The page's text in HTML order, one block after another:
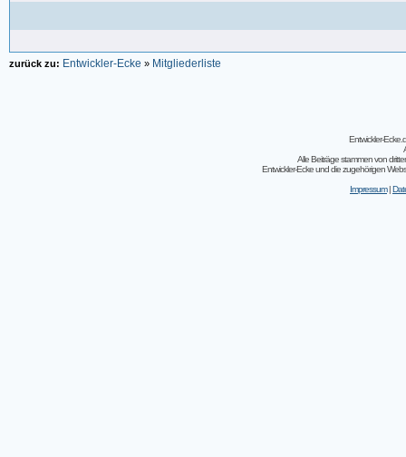
zurück zu: Entwickler-Ecke » Mitgliederliste
Entwickler-
Alle Beiträge stammen von
Entwickler-Ecke und die zugehörigen
Impressum|